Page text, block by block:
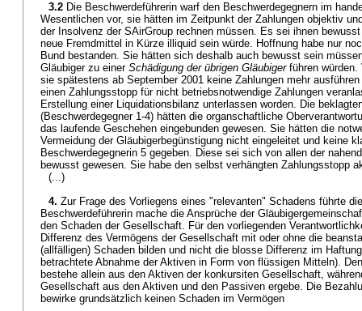
3.2 Die Beschwerdeführerin warf den Beschwerdegegnern im
Wesentlichen vor, sie hätten im Zeitpunkt der Zahlungen objektiv
der Insolvenz der SAirGroup rechnen müssen. Es sei ihnen
neue Fremdmittel in Kürze illiquid sein würde. Hoffnung habe nur
Bund bestanden. Sie hätten sich deshalb auch bewusst sein
Gläubiger zu einer Schädigung der übrigen Gläubigerführen würden.
sie spätestens ab September 2001 keine Zahlungen mehr
einen Zahlungsstopp für nicht betriebsnotwendige Zahlungen
Erstellung einer Liquidationsbilanz unterlassen worden. Die
(Beschwerdegegner 1-4) hätten die organschaftliche
das laufende Geschehen eingebunden gewesen. Sie hätten die
Vermeidung der Gläubigerbegünstigung nicht eingeleitet und keine
Beschwerdegegnerin 5 gegeben. Diese sei sich von allen der
bewusst gewesen. Sie habe den selbst verhängten Zahlungsstopp
(...)
4. Zur Frage des Vorliegens eines "relevanten" Schadens führte
Beschwerdeführerin mache die Ansprüche der
den Schaden der Gesellschaft. Für den vorliegenden
Differenz des Vermögens der Gesellschaft mit oder ohne die
(allfälligen) Schaden bilden und nicht die blosse Differenz im
betrachtete Abnahme der Aktiven in Form von flüssigen Mitteln).
bestehe allein aus den Aktiven der konkursiten Gesellschaft,
Gesellschaft aus den Aktiven und den Passiven ergebe. Die
bewirke grundsätzlich keinen Schaden im Vermögen